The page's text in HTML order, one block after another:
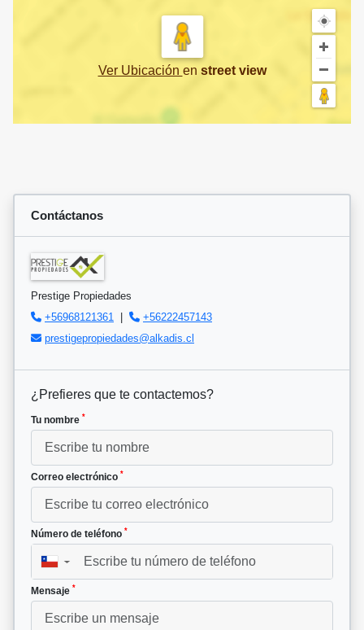
Ver Ubicación en street view
Contáctanos
Prestige Propiedades
+56968121361
|
+56222457143
prestigepropiedades@alkadis.cl
¿Prefieres que te contactemos?
Tu nombre *
Correo electrónico *
Número de teléfono *
▼
Mensaje *